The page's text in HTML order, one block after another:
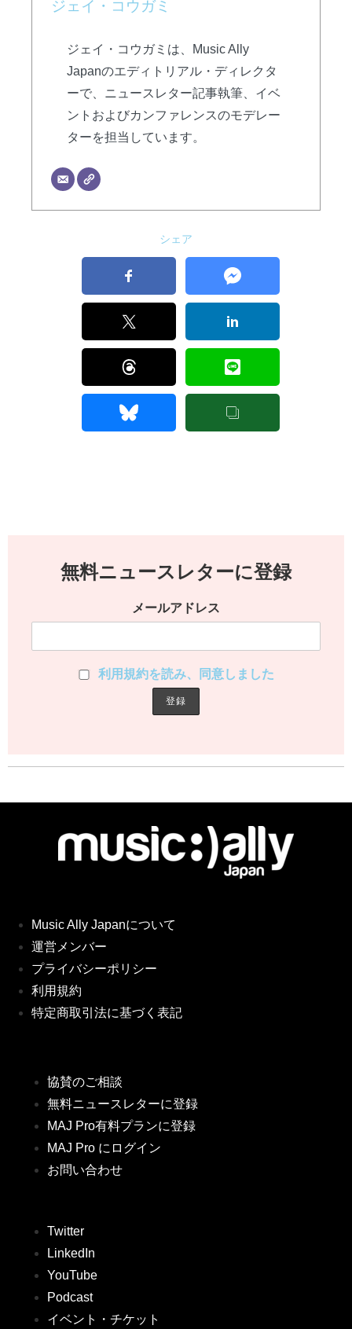
ジェイ・コウガミ
ジェイ・コウガミは、Music Ally
Japanのエディトリアル・ディレクタ
ーで、ニュースレター記事執筆、イベ
ントおよびカンファレンスのモデレー
ターを担当しています。
シェア
無料ニュースレターに登録
メールアドレス
利用規約を読み、同意しました
Music Ally Japanについて
運営メンバー
プライバシーポリシー
利用規約
特定商取引法に基づく表記
協賛のご相談
無料ニュースレターに登録
MAJ Pro有料プランに登録
MAJ Pro にログイン
お問い合わせ
Twitter
LinkedIn
YouTube
Podcast
イベント・チケット